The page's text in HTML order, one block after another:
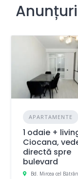
APARTAMENTE
1 odaie +
Ciocana,
directă spre
bulevard